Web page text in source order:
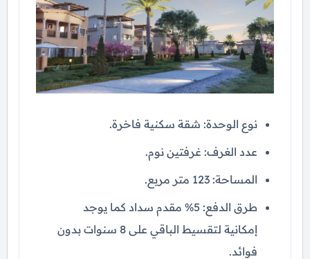
نوع الوحدة: شقة سكنية فاخرة.
عدد الغرف: غرفتين نوم.
المساحة: 123 متر مربع.
طرق الدفع: 5% مقدم سداد كما يوجد
إمكانية لتقسيط الباقي على 8 سنوات بدون
فوائد.